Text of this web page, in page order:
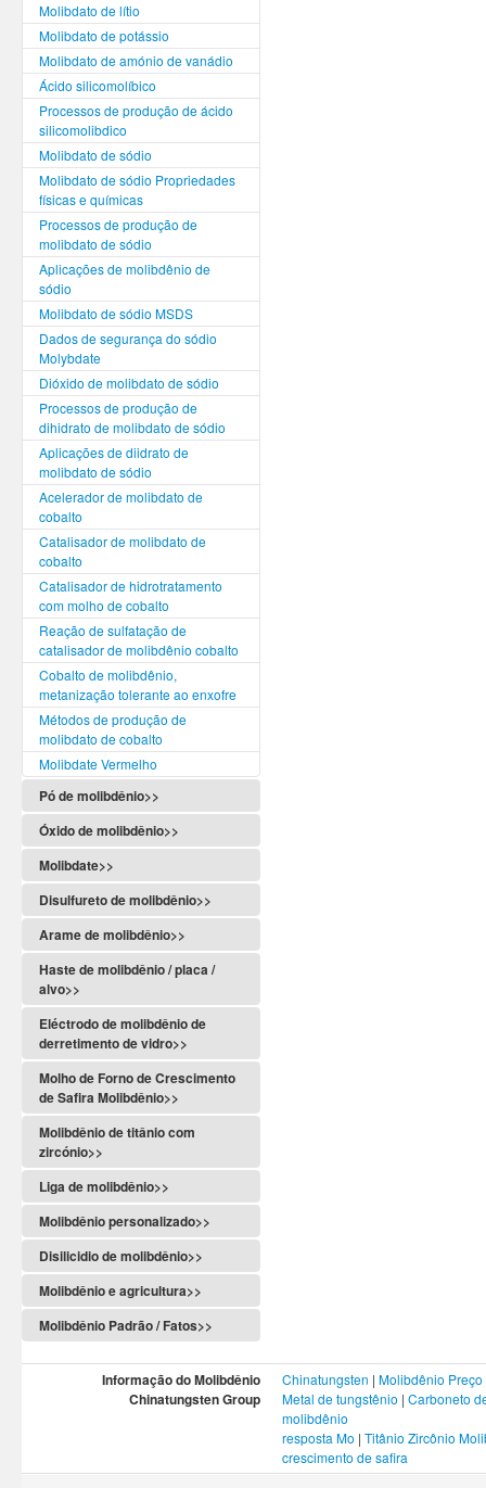
Molibdato de lítio
Molibdato de potássio
Molibdato de amónio de vanádio
Ácido silicomolíbico
Processos de produção de ácido
silicomolibdico
Molibdato de sódio
Molibdato de sódio Propriedades
físicas e químicas
Processos de produção de
molibdato de sódio
Aplicações de molibdênio de
sódio
Molibdato de sódio MSDS
Dados de segurança do sódio
Molybdate
Dióxido de molibdato de sódio
Processos de produção de
dihidrato de molibdato de sódio
Aplicações de diidrato de
molibdato de sódio
Acelerador de molibdato de
cobalto
Catalisador de molibdato de
cobalto
Catalisador de hidrotratamento
com molho de cobalto
Reação de sulfatação de
catalisador de molibdênio cobalto
Cobalto de molibdênio,
metanização tolerante ao enxofre
Métodos de produção de
molibdato de cobalto
Molibdate Vermelho
Pó de molibdênio>>
Óxido de molibdênio>>
Molibdate>>
Disulfureto de molibdênio>>
Arame de molibdênio>>
Haste de molibdênio / placa /
alvo>>
Eléctrodo de molibdênio de
derretimento de vidro>>
Molho de Forno de Crescimento
de Safira Molibdênio>>
Molibdênio de titânio com
zircónio>>
Liga de molibdênio>>
Molibdênio personalizado>>
Disilicidio de molibdênio>>
Molibdênio e agricultura>>
Molibdênio Padrão / Fatos>>
Informação do Molibdênio Chinatungsten | Molibdênio Preço
Chinatungsten Group Metal de tungstênio | Carboneto
molibdênio
resposta Mo | Titânio Zircônio
crescimento de safira